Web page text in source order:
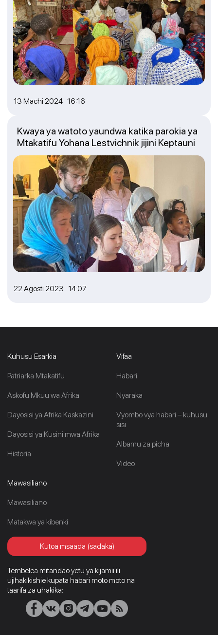
13 Machi 2024 16:16
22 Agosti 2023 14:07
Kwaya ya watoto yaundwa katika parokia ya
Mtakatifu Yohana Lestvichnik jijini Keptauni
Kuhusu Esarkia
Patriarka Mtakatifu
Askofu Mkuu wa Afrika
Dayosisi ya Afrika Kaskazini
Dayosisi ya Kusini mwa Afrika
Historia
Vifaa
Habari
Nyaraka
Vyombo vya habari – kuhusu
sisi
Albamu za picha
Video
Mawasiliano
Mawasiliano
Matakwa ya kibenki
Kutoa msaada (sadaka)
Tembelea mitandao yetu ya kijamii ili
ujihakikishie kupata habari moto moto na
taarifa za uhakika: